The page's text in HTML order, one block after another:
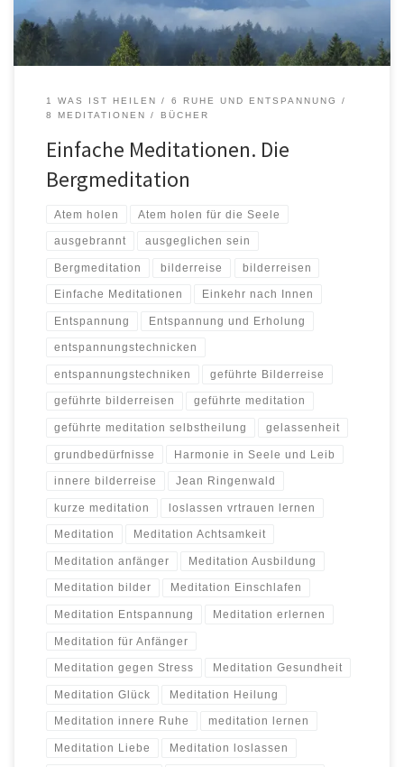
1 WAS IST HEILEN
6 RUHE UND ENTSPANNUNG
8 MEDITATIONEN
BÜCHER
Einfache Meditationen. Die
Bergmeditation
Atem holen Atem holen für die Seele
ausgebrannt ausgeglichen sein
Bergmeditation bilderreise bilderreisen
Einfache Meditationen Einkehr nach Innen
Entspannung Entspannung und Erholung
entspannungstechnicken
entspannungstechniken geführte Bilderreise
geführte bilderreisen geführte meditation
geführte meditation selbstheilung gelassenheit
grundbedürfnisse Harmonie in Seele und Leib
innere bilderreise Jean Ringenwald
kurze meditation loslassen vrtrauen lernen
Meditation Meditation Achtsamkeit
Meditation anfänger Meditation Ausbildung
Meditation bilder Meditation Einschlafen
Meditation Entspannung Meditation erlernen
Meditation für Anfänger
Meditation gegen Stress Meditation Gesundheit
Meditation Glück Meditation Heilung
Meditation innere Ruhe meditation lernen
Meditation Liebe Meditation loslassen